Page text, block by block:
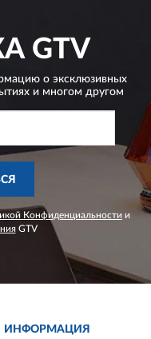
GTV
о эксклюзивных
и многом другом
Конфиденциальности и
GTV
ИНФОРМАЦИЯ